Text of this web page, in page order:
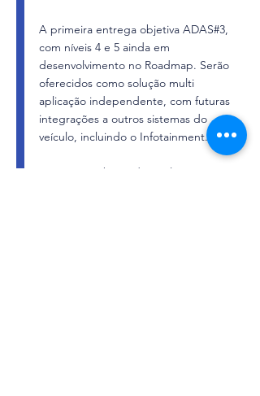
A primeira entrega objetiva ADAS#3,
com níveis 4 e 5 ainda em
desenvolvimento no Roadmap. Serão
oferecidos como solução multi
aplicação independente, com futuras
integrações a outros sistemas do
veículo, incluindo o Infotainment.
O sistema é baseado em leituras por